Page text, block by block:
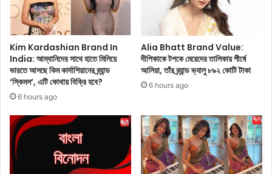
শ
ও
ত
বে
হা
রা
লে
ম
ম
তা
ব
নি
স্তা
ন
কে
উ
ড়ি
য়ে
দি
স
ব
য়ে
Kim Kardashian Brand In
India: আম্বানিদের সাথে হাতে মিলিয়ে
ভারতে আসছে কিম কার্দাশিয়ানের ব্র্যান্ড
‘স্কিমস’, এটি কোথায় বিক্রি হবে?
6 hours ago
Alia Bhatt Brand Value:
দীপিকাকে টপকে মেয়েদের তালিকায় শীর্ষে
আলিয়া, তাঁর ব্র্যান্ড ভ্যালু ৮৯২ কোটি টাকা
6 hours ago